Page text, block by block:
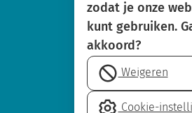
Werken bij
Over SBOH
Disclaimer
Cookie-
zodat je onze
kunt gebruiken.
akkoord?
Weigeren
Cookie-